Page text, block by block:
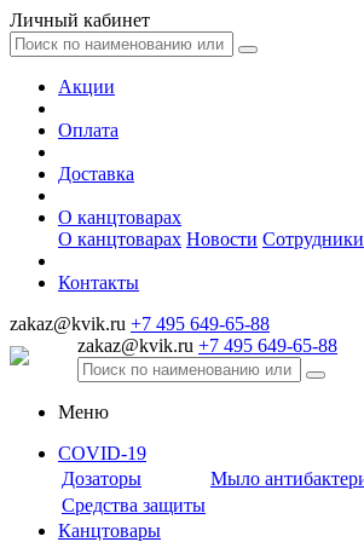
Личный кабинет
Акции
Оплата
Доставка
О канцтоварах
О канцтоварах Новости Сотрудники
Контакты
zakaz@kvik.ru +7 495 649-65-88
zakaz@kvik.ru +7 495 649-65-88
Меню
COVID-19
Дозаторы
Мыло
Средства защиты
Канцтовары